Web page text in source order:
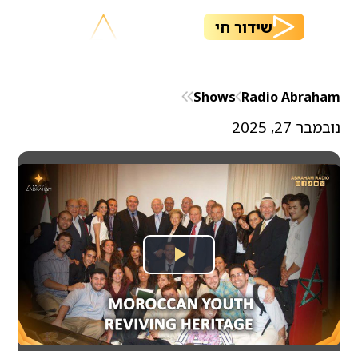
שידור חי
Radio Abraham
Shows
Play
Video
נובמבר 27, 2025